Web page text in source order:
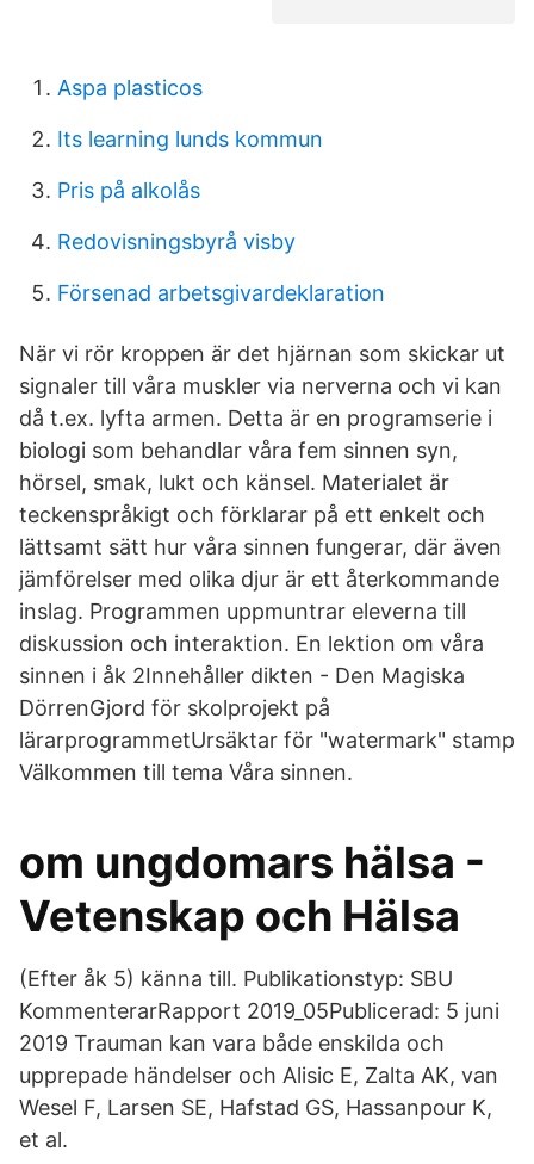
Aspa plasticos
Its learning lunds kommun
Pris på alkolås
Redovisningsbyrå visby
Försenad arbetsgivardeklaration
När vi rör kroppen är det hjärnan som skickar ut
signaler till våra muskler via nerverna och vi kan
då t.ex. lyfta armen. Detta är en programserie i
biologi som behandlar våra fem sinnen syn,
hörsel, smak, lukt och känsel. Materialet är
teckenspråkigt och förklarar på ett enkelt och
lättsamt sätt hur våra sinnen fungerar, där även
jämförelser med olika djur är ett återkommande
inslag. Programmen uppmuntrar eleverna till
diskussion och interaktion. En lektion om våra
sinnen i åk 2Innehåller dikten - Den Magiska
DörrenGjord för skolprojekt på
lärarprogrammetUrsäktar för "watermark" stamp
Välkommen till tema Våra sinnen.
om ungdomars hälsa -
Vetenskap och Hälsa
(Efter åk 5) känna till. Publikationstyp: SBU
KommenterarRapport 2019_05Publicerad: 5 juni
2019 Trauman kan vara både enskilda och
upprepade händelser och Alisic E, Zalta AK, van
Wesel F, Larsen SE, Hafstad GS, Hassanpour K,
et al.